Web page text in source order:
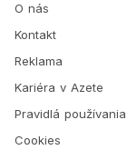
O nás
Kontakt
Reklama
Kariéra v Azete
Pravidlá používania
Cookies